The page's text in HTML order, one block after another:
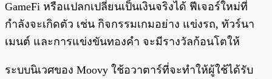
GameFi หรือแปลกเปลี่ยนเป็นเงินจริงได้ ฟีเจอร์ใหม่ที่
กำลังจะเกิดตัว เช่น กิจกรรมเกมอย่าง แข่งรถ, ทัวร์นา
เมนต์ และการแข่งขันทองคำ จะมีรางวัลก้อนโตให้
ระบบนิเวศของ Moovy ใช้อวาตาร์ที่จะทำให้ผู้ใช้ได้รับ